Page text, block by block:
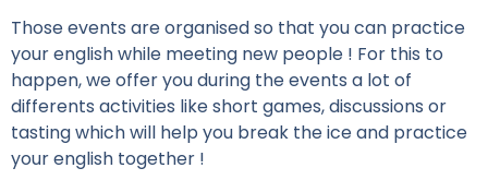
Those events are organised so that you can practice
your english while meeting new people ! For this to
happen, we offer you during the events a lot of
differents activities like short games, discussions or
tasting which will help you break the ice and practice
your english together !